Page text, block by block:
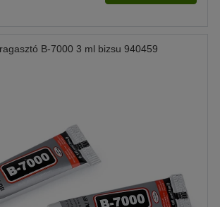
B-7000 3 ml bizsu 940459